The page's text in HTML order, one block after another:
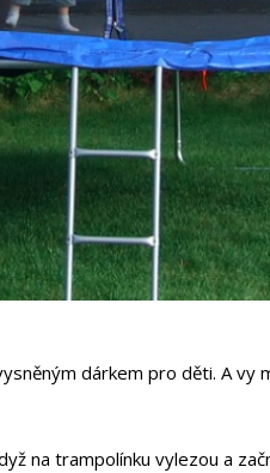
dárkem pro děti. A
na trampolínku vylezou a